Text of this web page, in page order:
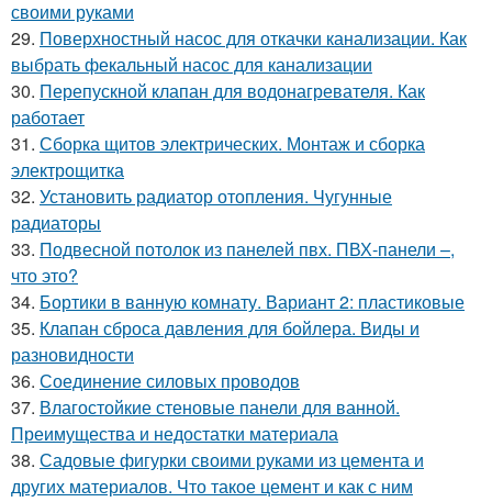
своими руками
29. Поверхностный насос для откачки канализации. Как
выбрать фекальный насос для канализации
30. Перепускной клапан для водонагревателя. Как
работает
31. Сборка щитов электрических. Монтаж и сборка
электрощитка
32. Установить радиатор отопления. Чугунные
радиаторы
33. Подвесной потолок из панелей пвх. ПВХ-панели –,
что это?
34. Бортики в ванную комнату. Вариант 2: пластиковые
35. Клапан сброса давления для бойлера. Виды и
разновидности
36. Соединение силовых проводов
37. Влагостойкие стеновые панели для ванной.
Преимущества и недостатки материала
38. Садовые фигурки своими руками из цемента и
других материалов. Что такое цемент и как с ним